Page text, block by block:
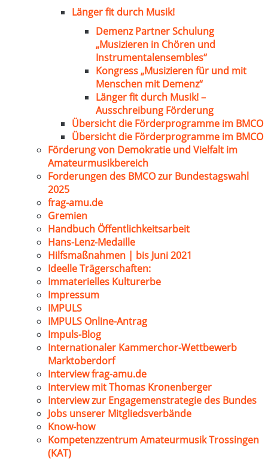
Länger fit durch Musik!
Demenz Partner Schulung
„Musizieren in Chören und
Instrumentalensembles“
Kongress „Musizieren für und mit
Menschen mit Demenz“
Länger fit durch Musik! –
Ausschreibung Förderung
Übersicht die Förderprogramme im BMCO
Übersicht die Förderprogramme im BMCO
Förderung von Demokratie und Vielfalt im
Amateurmusikbereich
Forderungen des BMCO zur Bundestagswahl
2025
frag-amu.de
Gremien
Handbuch Öffentlichkeitsarbeit
Hans-Lenz-Medaille
Hilfsmaßnahmen | bis Juni 2021
Ideelle Trägerschaften:
Immaterielles Kulturerbe
Impressum
IMPULS
IMPULS Online-Antrag
Impuls-Blog
Internationaler Kammerchor-Wettbewerb
Marktoberdorf
Interview frag-amu.de
Interview mit Thomas Kronenberger
Interview zur Engagemenstrategie des Bundes
Jobs unserer Mitgliedsverbände
Know-how
Kompetenzzentrum Amateurmusik Trossingen
(KAT)